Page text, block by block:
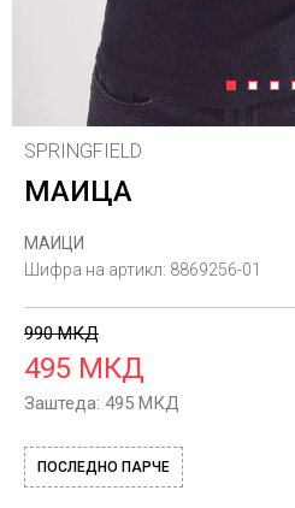
1 2 3
SPRINGFIELD
МАИЦА
МАИЦИ
Шифра на артикл: 8869256-01
990 МКД
495 МКД
Заштеда: 495 МКД
ПОСЛЕДНО ПАРЧЕ